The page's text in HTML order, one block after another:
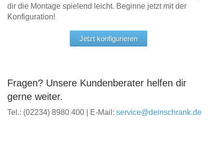
dir die Montage spielend leicht. Beginne jetzt mit der
Konfiguration!
Jetzt konfigurieren
Fragen? Unsere Kundenberater helfen dir
gerne weiter.
Tel.: (02234) 8980 400 | E-Mail: service@deinschrank.de